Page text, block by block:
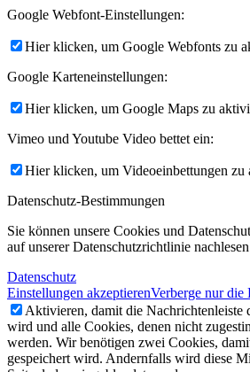
Google Webfont-Einstellungen:
Hier klicken, um Google Webfonts zu
Google Karteneinstellungen:
Hier klicken, um Google Maps zu
Vimeo und Youtube Video bettet ein:
Hier klicken, um Videoeinbettungen zu
Datenschutz-Bestimmungen
Sie können unsere Cookies und
auf unserer Datenschutzrichtlinie
Datenschutz
Einstellungen akzeptierenVerberge nur die
Aktivieren, damit die Nachrichtenleiste
wird und alle Cookies, denen nicht
werden. Wir benötigen zwei Cookies,
gespeichert wird. Andernfalls wird diese